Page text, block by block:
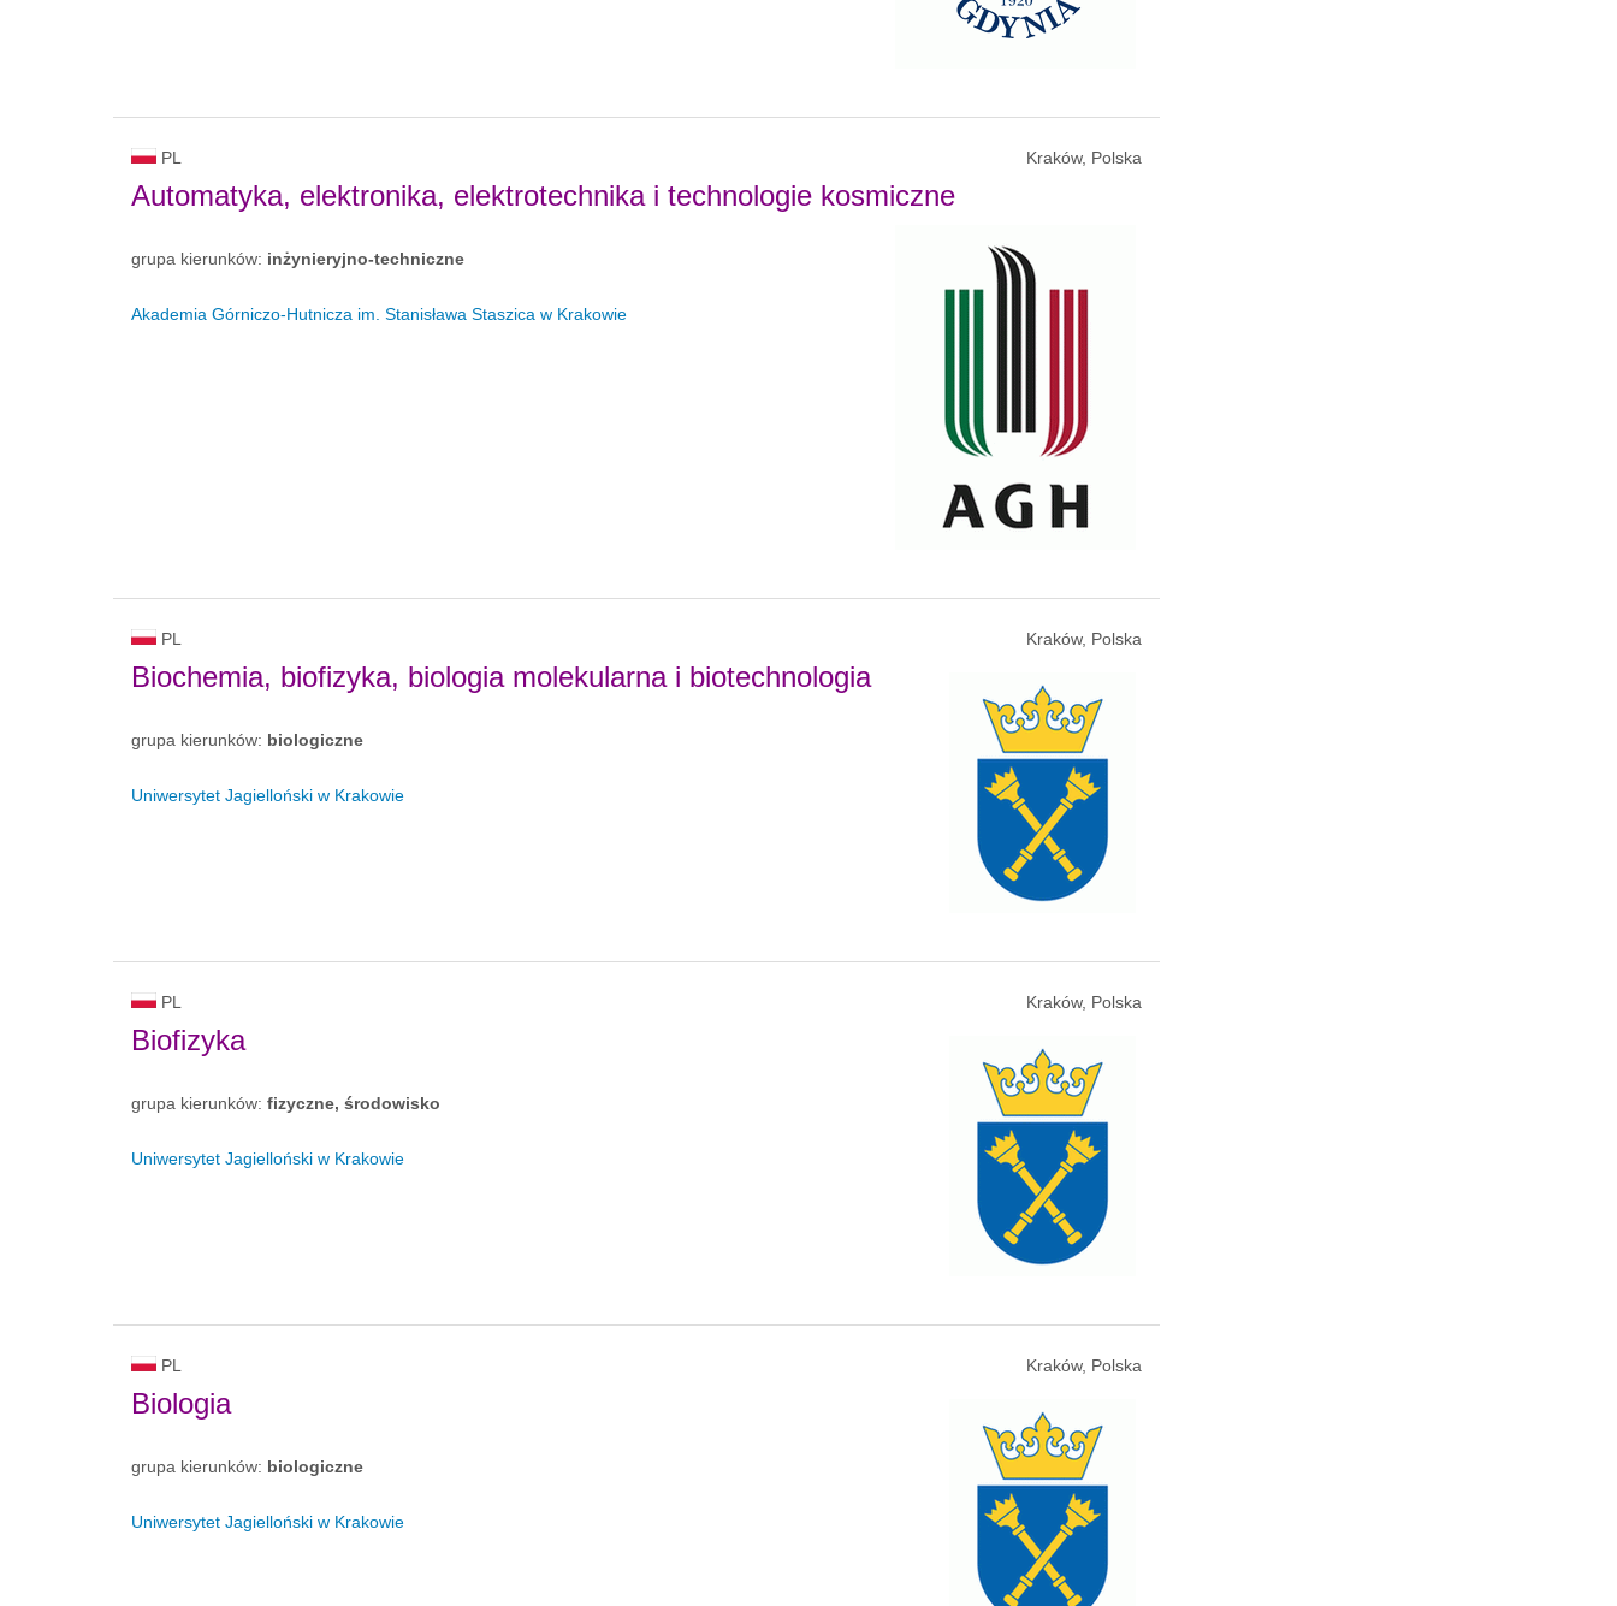
PL Kraków, Polska
Automatyka, elektronika, elektrotechnika i technologie kosmiczne
grupa kierunków: inżynieryjno-techniczne
Akademia Górniczo-Hutnicza im. Stanisława Staszica w Krakowie
PL Kraków, Polska
Biochemia, biofizyka, biologia molekularna i biotechnologia
grupa kierunków: biologiczne
Uniwersytet Jagielloński w Krakowie
PL Kraków, Polska
Biofizyka
grupa kierunków: fizyczne, środowisko
Uniwersytet Jagielloński w Krakowie
PL Kraków, Polska
Biologia
grupa kierunków: biologiczne
Uniwersytet Jagielloński w Krakowie